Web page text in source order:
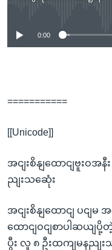
No media
0:00
===========
[[Unicode]]
အငျးစိနျထောငျဗူးဝအ
ညျးသဆေုံး
အငျးစိနျထောငျ ပငျမ
ထောငျဝငျစာပါဆယျပို့
ပွီး လူ ၈ ဦးထကျမနည